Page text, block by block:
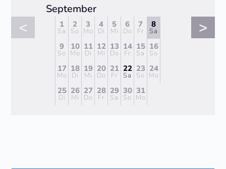
September
< >
1
Sa
2
So
3
Mo
4
Di
5
Mi
6
Do
7
Fr
8
Sa
9
So
10
Mo
11
Di
12
Mi
13
Do
14
Fr
15
Sa
16
So
17
Mo
18
Di
19
Mi
20
Do
21
Fr
22
Sa
23
So
24
Mo
25
Di
26
Mi
27
Do
28
Fr
29
Sa
30
So
31
Mo